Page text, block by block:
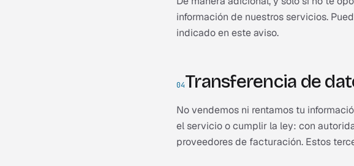
información de nuestros servicios.
indicado en este aviso.
04Transferencia de
No vendemos ni rentamos tu
el servicio o cumplir la ley: con
proveedores de facturación. Estos